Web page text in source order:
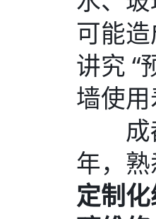
可能
讲究 “
墙使
成都
年，
定制